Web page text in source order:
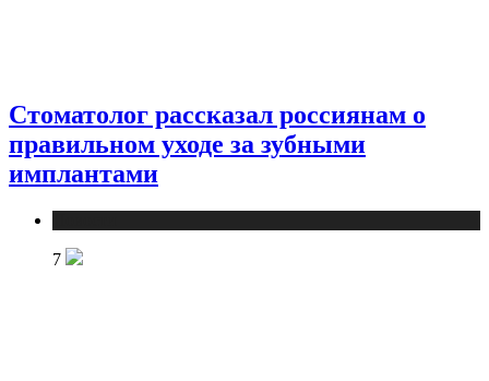
Стоматолог рассказал россиянам о
правильном уходе за зубными
имплантами
7